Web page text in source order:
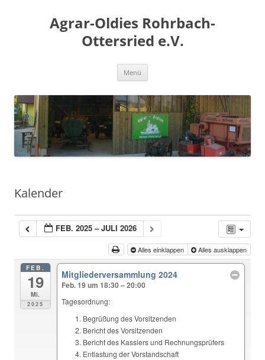
Agrar-Oldies Rohrbach-
Ottersried e.V.
Menü
Kalender
FEB. 2025 – JULI 2026
Alles einklappen Alles ausklappen
FEB.
19
Mi.
2025
Mitgliederversammlung 2024
Feb. 19 um 18:30 – 20:00
Tagesordnung:
Begrüßung des Vorsitzenden
Bericht des Vorsitzenden
Bericht des Kassiers und Rechnungsprüfers
Entlastung der Vorstandschaft